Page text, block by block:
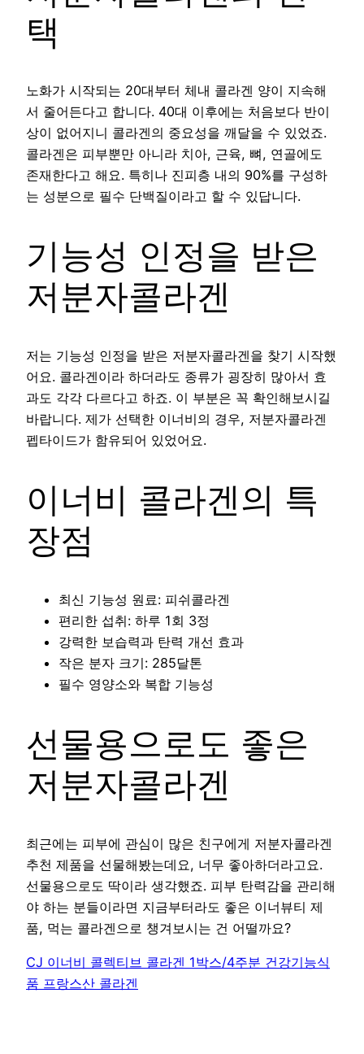
택
노화가 시작되는 20대부터 체내 콜라겐 양이 지속해
서 줄어든다고 합니다. 40대 이후에는 처음보다 반이
상이 없어지니 콜라겐의 중요성을 깨달을 수 있었죠.
콜라겐은 피부뿐만 아니라 치아, 근육, 뼈, 연골에도
존재한다고 해요. 특히나 진피층 내의 90%를 구성하
는 성분으로 필수 단백질이라고 할 수 있답니다.
기능성 인정을 받은
저분자콜라겐
저는 기능성 인정을 받은 저분자콜라겐을 찾기 시작했
어요. 콜라겐이라 하더라도 종류가 굉장히 많아서 효
과도 각각 다르다고 하죠. 이 부분은 꼭 확인해보시길
바랍니다. 제가 선택한 이너비의 경우, 저분자콜라겐
펩타이드가 함유되어 있었어요.
이너비 콜라겐의 특
장점
최신 기능성 원료: 피쉬콜라겐
편리한 섭취: 하루 1회 3정
강력한 보습력과 탄력 개선 효과
작은 분자 크기: 285달톤
필수 영양소와 복합 기능성
선물용으로도 좋은
저분자콜라겐
최근에는 피부에 관심이 많은 친구에게 저분자콜라겐
추천 제품을 선물해봤는데요, 너무 좋아하더라고요.
선물용으로도 딱이라 생각했죠. 피부 탄력감을 관리해
야 하는 분들이라면 지금부터라도 좋은 이너뷰티 제
품, 먹는 콜라겐으로 챙겨보시는 건 어떨까요?
CJ 이너비 콜렉티브 콜라겐 1박스/4주분 건강기능식
품 프랑스산 콜라겐